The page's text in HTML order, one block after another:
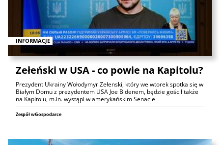
INFORMACJE
Zełeński w USA - co powie na Kapitolu?
Prezydent Ukrainy Wołodymyr Zełenski, który we wtorek spotka się w
Białym Domu z prezydentem USA Joe Bidenem, będzie gościł także
na Kapitolu, m.in. wystąpi w amerykańskim Senacie
Zespół wGospodarce